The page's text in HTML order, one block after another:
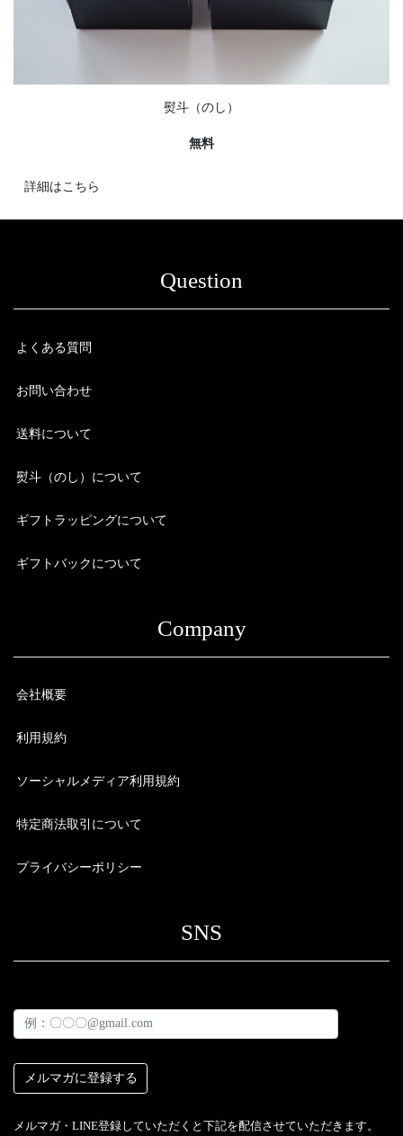
熨斗（のし）
無料
詳細はこちら
Question
よくある質問
お問い合わせ
送料について
熨斗（のし）について
ギフトラッピングについて
ギフトバックについて
Company
会社概要
利用規約
ソーシャルメディア利用規約
特定商法取引について
プライバシーポリシー
SNS
メルマガ・LINE登録していただくと下記を配信させていただきます。